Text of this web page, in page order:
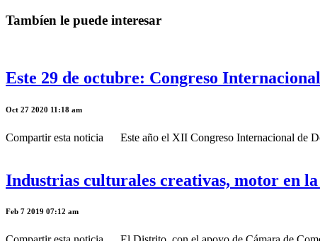
Tambíen le puede interesar
Este 29 de octubre: Congreso
Oct 27 2020 11:18 am
Compartir esta noticia Este año el XII Congreso Internacional de
Industrias culturales creativas, motor en
Feb 7 2019 07:12 am